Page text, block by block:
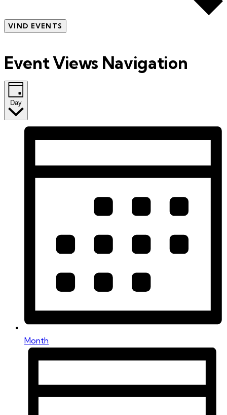
VIND EVENTS
Event Views Navigation
Day
Month